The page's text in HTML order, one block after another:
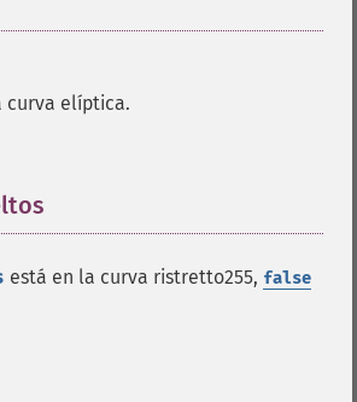
curva elíptica.
está en la curva ristretto255, false